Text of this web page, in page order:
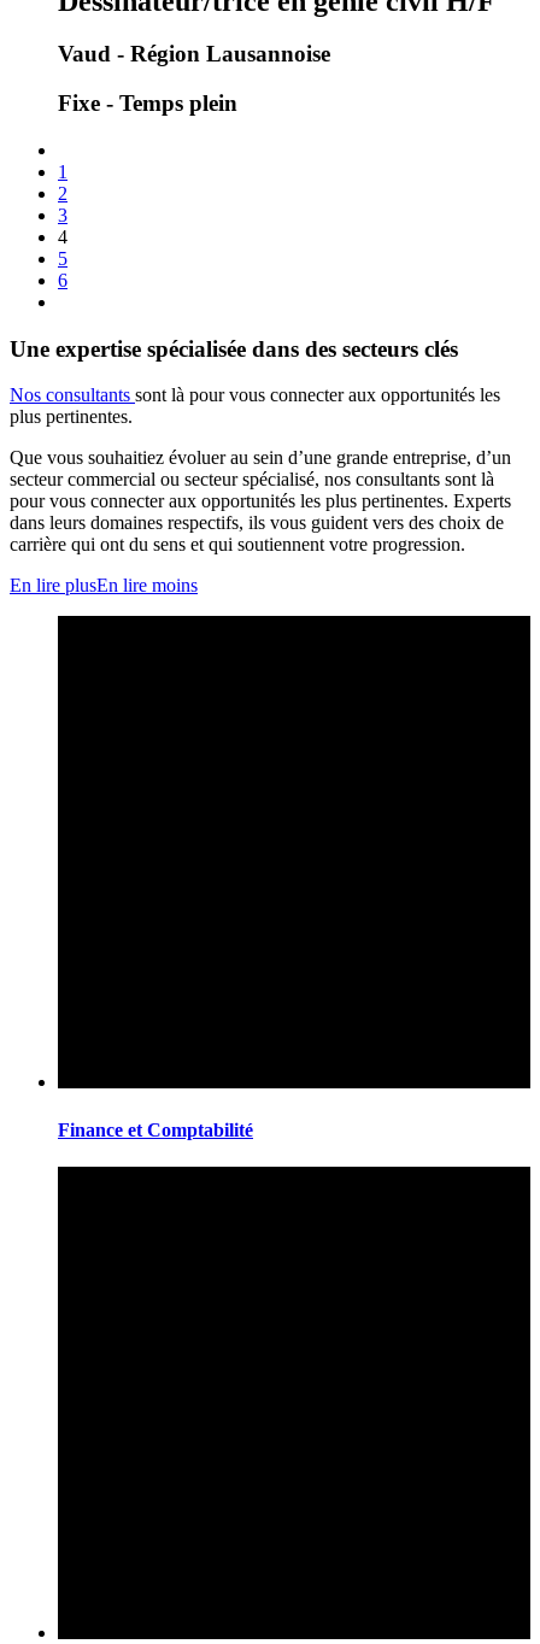
Vaud - Région Lausannoise
Fixe - Temps plein
1
2
3
4
5
6
Une expertise spécialisée dans des secteurs clés
Nos consultants sont là pour vous connecter aux opportunités les
plus pertinentes.
Que vous souhaitiez évoluer au sein d’une grande entreprise, d’un
secteur commercial ou secteur spécialisé, nos consultants sont là
pour vous connecter aux opportunités les plus pertinentes. Experts
dans leurs domaines respectifs, ils vous guident vers des choix de
carrière qui ont du sens et qui soutiennent votre progression.
En lire plusEn lire moins
Finance et Comptabilité